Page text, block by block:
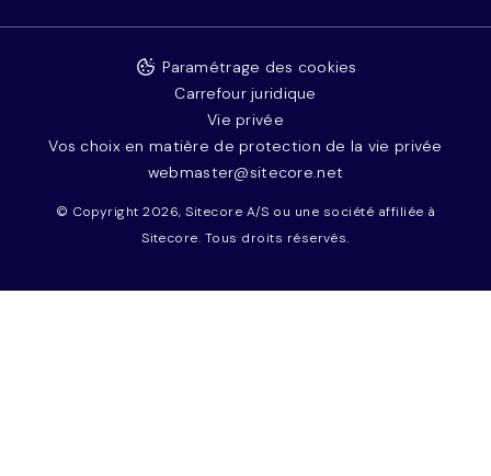
© Copyright 2026, Sitecore A/S ou une société affiliée à
Sitecore. Tous droits réservés.
Paramétrage des cookies
Carrefour juridique
Vie privée
Vos choix en matière de protection de la vie privée
webmaster@sitecore.net